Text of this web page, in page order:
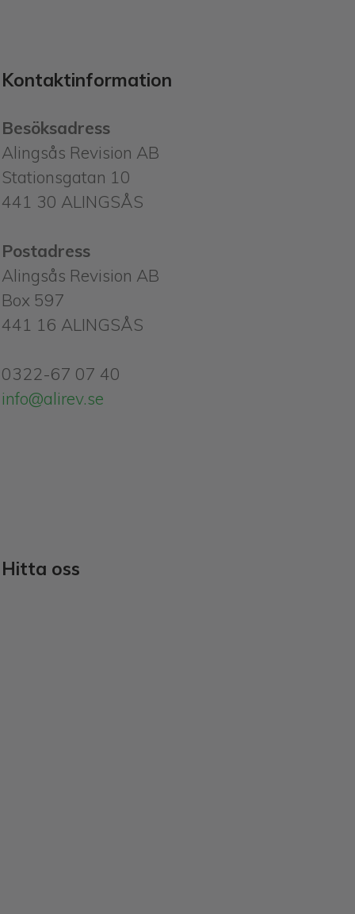
Kontaktinformation
Besöksadress
Alingsås Revision AB
Stationsgatan 10
441 30 ALINGSÅS
Postadress
Alingsås Revision AB
Box 597
441 16 ALINGSÅS
0322-67 07 40
info@alirev.se
Hitta oss